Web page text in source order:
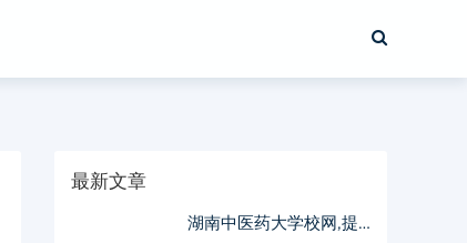
最新文章
湖南中医药大学校网,提